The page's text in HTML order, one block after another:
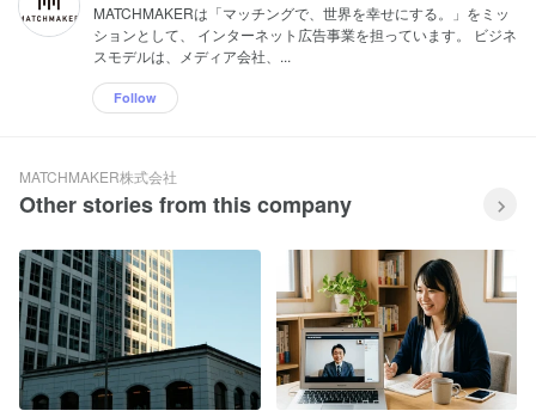
MATCHMAKERは「マッチングで、世界を幸せにする。」をミッ
ションとして、 インターネット広告事業を担っています。 ビジネ
スモデルは、メディア会社、...
Follow
MATCHMAKER株式会社
Other stories from this company